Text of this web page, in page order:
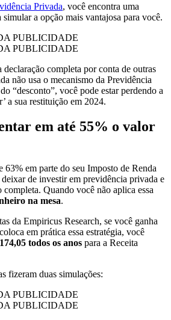
Privada, você encontra uma
a opção mais vantajosa para você.
PUBLICIDADE
PUBLICIDADE
completa por conta de outras
não usa o mecanismo da Previdência
“desconto”, você pode estar perdendo a
a sua restituição em 2024.
em até 55% o valor
63% em parte do seu Imposto de Renda
de investir em previdência privada e
completa. Quando você não aplica essa
na mesa.
da Empiricus Research, se você ganha
em prática essa estratégia, você
todos os anos para a Receita
fizeram duas simulações:
PUBLICIDADE
PUBLICIDADE